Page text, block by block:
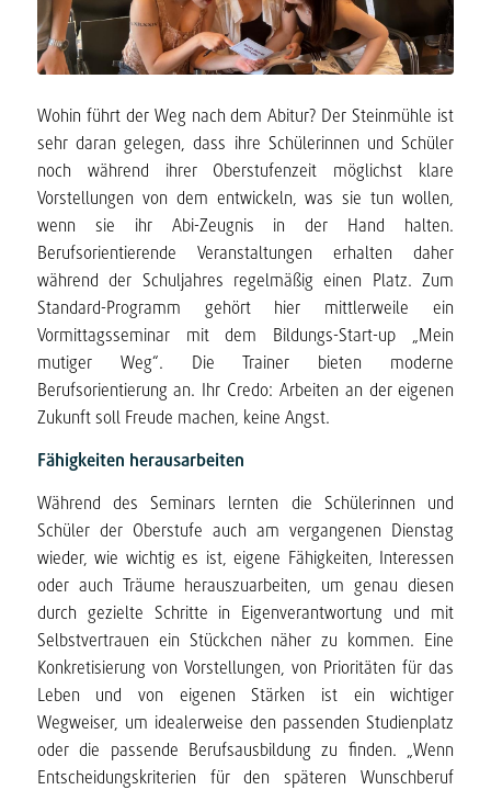
Wohin führt der Weg nach dem Abitur? Der Steinmühle ist
sehr daran gelegen, dass ihre Schülerinnen und Schüler
noch während ihrer Oberstufenzeit möglichst klare
Vorstellungen von dem entwickeln, was sie tun wollen,
wenn sie ihr Abi-Zeugnis in der Hand halten.
Berufsorientierende Veranstaltungen erhalten daher
während der Schuljahres regelmäßig einen Platz. Zum
Standard-Programm gehört hier mittlerweile ein
Vormittagsseminar mit dem Bildungs-Start-up „Mein
mutiger Weg“. Die Trainer bieten moderne
Berufsorientierung an. Ihr Credo: Arbeiten an der eigenen
Zukunft soll Freude machen, keine Angst.
Fähigkeiten herausarbeiten
Während des Seminars lernten die Schülerinnen und
Schüler der Oberstufe auch am vergangenen Dienstag
wieder, wie wichtig es ist, eigene Fähigkeiten, Interessen
oder auch Träume herauszuarbeiten, um genau diesen
durch gezielte Schritte in Eigenverantwortung und mit
Selbstvertrauen ein Stückchen näher zu kommen. Eine
Konkretisierung von Vorstellungen, von Prioritäten für das
Leben und von eigenen Stärken ist ein wichtiger
Wegweiser, um idealerweise den passenden Studienplatz
oder die passende Berufsausbildung zu finden. „Wenn
Entscheidungskriterien für den späteren Wunschberuf